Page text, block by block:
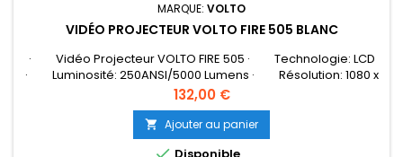
MARQUE: VOLTO
VIDÉO PROJECTEUR VOLTO FIRE 505 BLANC
· Vidéo Projecteur VOLTO FIRE 505 · Technologie: LCD
· Luminosité: 250ANSI/5000 Lumens · Résolution: 1080 x
720 pixels · Lampe: LED · Duré de vie: 30 000 heures
· Lentille: mise au point manuelle · Contraste: 5000:1
· Zoom: Manuel · Haut Parleur: integré · Distance
de...
Prix
132,00 €
 Ajouter au panier